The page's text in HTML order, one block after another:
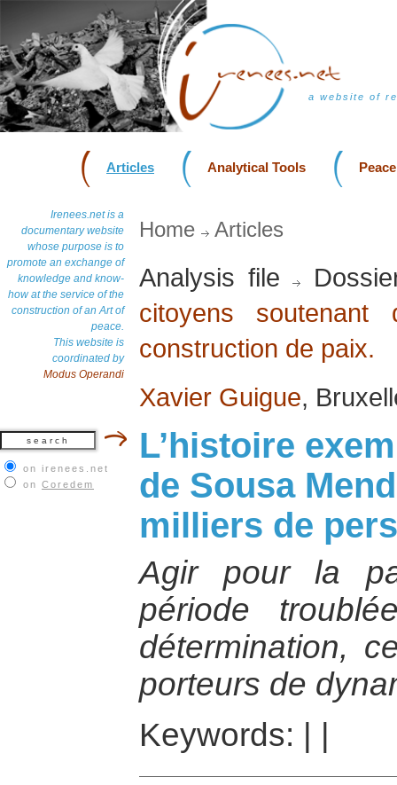
a website of
Articles Analytical Tools
Irenees.net is a
documentary website
whose purpose is to
promote an exchange of
knowledge and know-
how at the service of the
construction of an Art of
peace.
This website is
coordinated by
Modus Operandi
on irenees.net
on Coredem
Home Articles
Analysis file
citoyens
construction de paix.
Xavier Guigue,
L’histoire
de Sousa
milliers de
Agir pour la
période
détermination,
porteurs de
Keywords: